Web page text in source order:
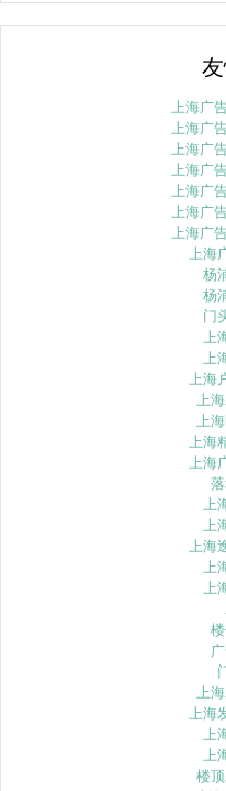
上海广
上海广
上海广
上海广
上海广
上海广
上海广
上海
杨
杨
门
上
上
上海
上
上
上海
上海
上
上
上海
上
上
上
上海
上
上
楼